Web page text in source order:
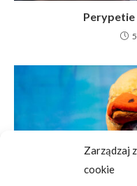
Zarządzaj
cookie
Perypetie